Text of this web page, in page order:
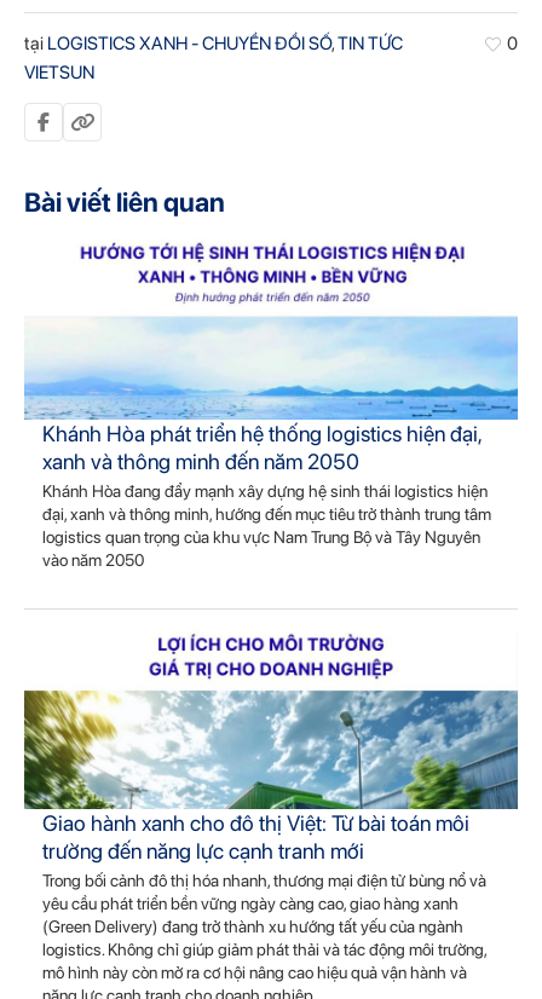
0
tại LOGISTICS XANH - CHUYỂN ĐỔI SỐ,TIN TỨC
VIETSUN
Bài viết liên quan
Khánh Hòa phát triển hệ thống logistics hiện đại,
xanh và thông minh đến năm 2050
Khánh Hòa đang đẩy mạnh xây dựng hệ sinh thái logistics hiện
đại, xanh và thông minh, hướng đến mục tiêu trở thành trung tâm
logistics quan trọng của khu vực Nam Trung Bộ và Tây Nguyên
vào năm 2050
Giao hành xanh cho đô thị Việt: Từ bài toán môi
trường đến năng lực cạnh tranh mới
Trong bối cảnh đô thị hóa nhanh, thương mại điện tử bùng nổ và
yêu cầu phát triển bền vững ngày càng cao, giao hàng xanh
(Green Delivery) đang trở thành xu hướng tất yếu của ngành
logistics. Không chỉ giúp giảm phát thải và tác động môi trường,
mô hình này còn mở ra cơ hội nâng cao hiệu quả vận hành và
năng lực cạnh tranh cho doanh nghiệp